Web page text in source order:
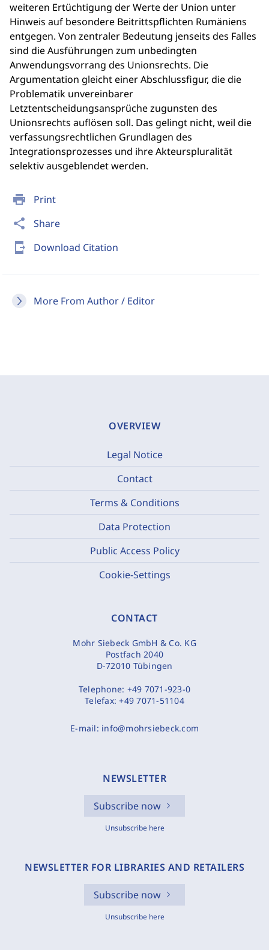
print Print
share Share
send_to_mobile Download Citation
More From Author / Editor
weiteren Ertüchtigung der Werte der Union unter
Hinweis auf besondere Beitrittspflichten Rumäniens
entgegen. Von zentraler Bedeutung jenseits des Falles
sind die Ausführungen zum unbedingten
Anwendungsvorrang des Unionsrechts. Die
Argumentation gleicht einer Abschlussfigur, die die
Problematik unvereinbarer
Letztentscheidungsansprüche zugunsten des
Unionsrechts auflösen soll. Das gelingt nicht, weil die
verfassungsrechtlichen Grundlagen des
Integrationsprozesses und ihre Akteurspluralität
selektiv ausgeblendet werden.
OVERVIEW
Legal Notice
Contact
Terms & Conditions
Data Protection
Public Access Policy
Cookie-Settings
CONTACT
Mohr Siebeck GmbH & Co. KG
Postfach 2040
D-72010 Tübingen
Telephone: +49 7071-923-0
Telefax:+49 7071-51104
E-mail: info@mohrsiebeck.com
NEWSLETTER
Subscribe now
Unsubscribe here
NEWSLETTER FOR LIBRARIES AND RETAILERS
Subscribe now
Unsubscribe here